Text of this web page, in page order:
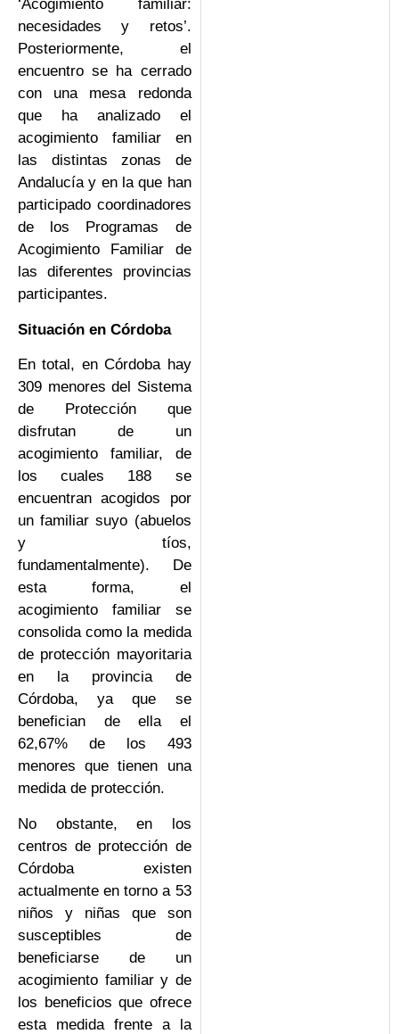
‘Acogimiento familiar:
necesidades y retos’.
Posteriormente, el
encuentro se ha cerrado
con una mesa redonda
que ha analizado el
acogimiento familiar en
las distintas zonas de
Andalucía y en la que han
participado coordinadores
de los Programas de
Acogimiento Familiar de
las diferentes provincias
participantes.
Situación en Córdoba
En total, en Córdoba hay
309 menores del Sistema
de Protección que
disfrutan de un
acogimiento familiar, de
los cuales 188 se
encuentran acogidos por
un familiar suyo (abuelos
y tíos,
fundamentalmente). De
esta forma, el
acogimiento familiar se
consolida como la medida
de protección mayoritaria
en la provincia de
Córdoba, ya que se
benefician de ella el
62,67% de los 493
menores que tienen una
medida de protección.
No obstante, en los
centros de protección de
Córdoba existen
actualmente en torno a 53
niños y niñas que son
susceptibles de
beneficiarse de un
acogimiento familiar y de
los beneficios que ofrece
esta medida frente a la